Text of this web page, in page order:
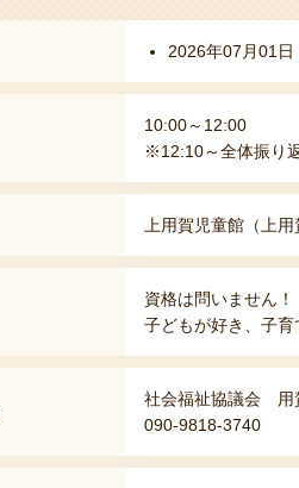
2026年07月01日
10:00～12:00
※12:10～全体振り
上用賀児童館（上
資格は問いません！
子どもが好き、子
社会福祉協議会 用
090-9818-3740